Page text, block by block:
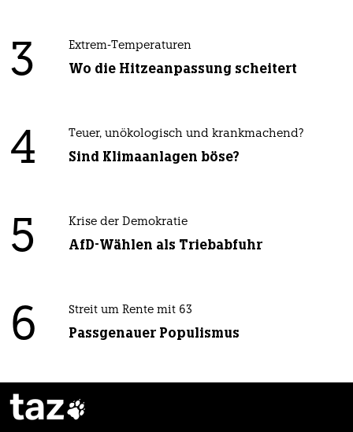
3 Extrem-Temperaturen
Wo die Hitzeanpassung scheitert
4 Teuer, unökologisch und krankmachend?
Sind Klimaanlagen böse?
5 Krise der Demokratie
AfD-Wählen als Triebabfuhr
6 Streit um Rente mit 63
Passgenauer Populismus
taz